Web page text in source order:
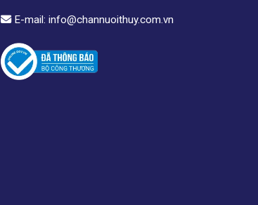
E-mail: info@channuoithuy.com.vn